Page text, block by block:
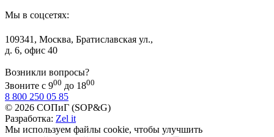
Мы в соцсетях:
109341, Москва, Братиславская ул.,
д. 6, офис 40
Возникли вопросы?
Звоните с 900 до 1800
8 800 250 05 85
© 2026 СОПиГ (SOP&G)
Разработка: Zel it
Мы используем файлы cookie, чтобы улучшить